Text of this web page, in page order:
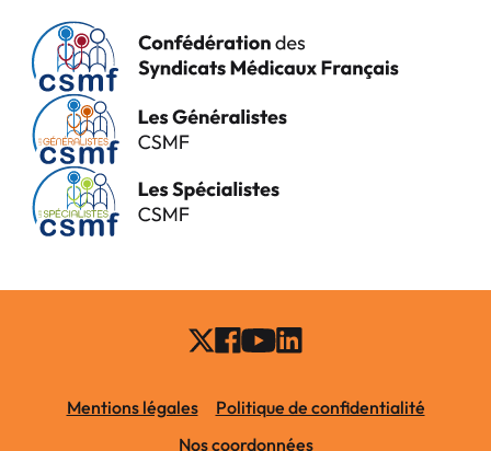
Mentions légales
Politique de confidentialité
Nos coordonnées